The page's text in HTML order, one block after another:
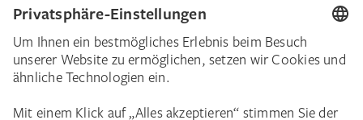
Presse
Das Städel
Spenden
Städel Stories